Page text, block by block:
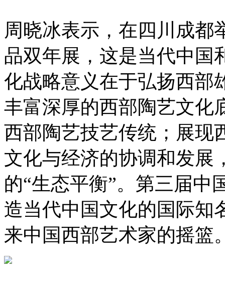
周晓冰表示，在四川成都
品双年展，这是当代中国
化战略意义在于弘扬西部
丰富深厚的西部陶艺文化
西部陶艺技艺传统；展现
文化与经济的协调和发展
的“生态平衡”。第三届中
造当代中国文化的国际知
来中国西部艺术家的摇篮